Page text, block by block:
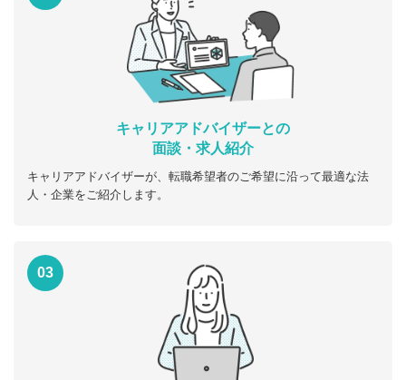
キャリアアドバイザーとの
面談・求人紹介
キャリアアドバイザーが、転職希望者のご希望に沿って最適な法
人・企業をご紹介します。
03